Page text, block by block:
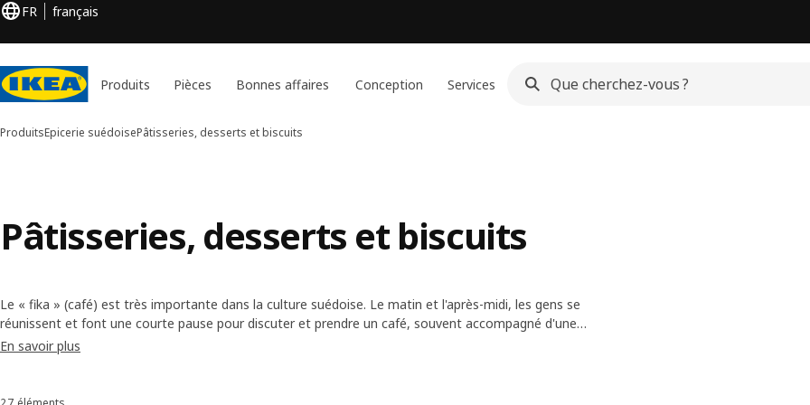
FR français
Produits Pièces Bonnes affaires Conception Services
ProduitsEpicerie suédoisePâtisseries, desserts et biscuits
Pâtisseries, desserts et biscuits
Le « fika » (café) est très importante dans la culture suédoise. Le matin et l'après-midi, les gens se
réunissent et font une courte pause pour discuter et prendre un café, souvent accompagné d'une
collation sucrée. Les pâtisseries, desserts et biscuits qu'on trouve à l'Épicerie suédoise sont parfaits
En savoir plus